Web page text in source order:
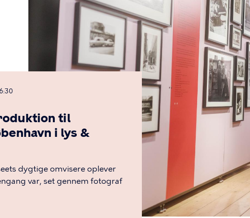
til
i lys &
dygtige omvisere oplever
var, set gennem fotograf